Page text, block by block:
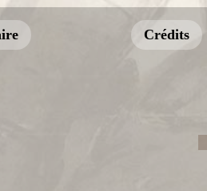
Crédits